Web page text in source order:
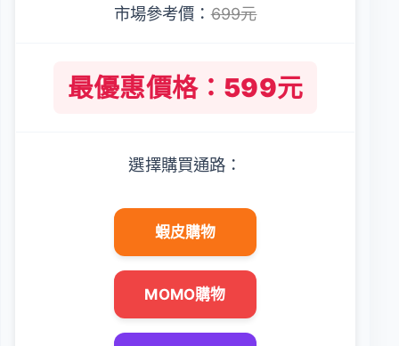
市場參考價：699元
最優惠價格：599元
選擇購買通路：
蝦皮購物
MOMO購物